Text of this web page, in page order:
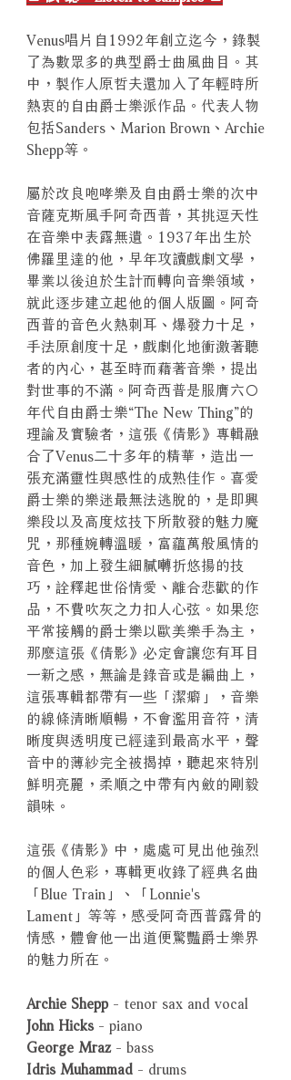
Venus唱片自1992年創立迄今，錄製
了為數眾多的典型爵士曲風曲目。其
中，製作人原哲夫還加入了年輕時所
熱衷的自由爵士樂派作品。代表人物
包括Sanders、Marion Brown、Archie
Shepp等。
屬於改良咆哮樂及自由爵士樂的次中
音薩克斯風手阿奇西普，其挑逗天性
在音樂中表露無遺。1937年出生於
佛羅里達的他，早年攻讀戲劇文學，
畢業以後迫於生計而轉向音樂領域，
就此逐步建立起他的個人版圖。阿奇
西普的音色火熱刺耳、爆發力十足，
手法原創度十足，戲劇化地衝激著聽
者的內心，甚至時而藉著音樂，提出
對世事的不滿。阿奇西普是服膺六○
年代自由爵士樂“The New Thing”的
理論及實驗者，這張《倩影》專輯融
合了Venus二十多年的精華，造出一
張充滿靈性與感性的成熟佳作。喜愛
爵士樂的樂迷最無法逃脫的，是即興
樂段以及高度炫技下所散發的魅力魔
咒，那種婉轉溫暖，富蘊萬般風情的
音色，加上發生細膩囀折悠揚的技
巧，詮釋起世俗情愛、離合悲歡的作
品，不費吹灰之力扣人心弦。如果您
平常接觸的爵士樂以歐美樂手為主，
那麼這張《倩影》必定會讓您有耳目
一新之感，無論是錄音或是編曲上，
這張專輯都帶有一些「潔癖」，音樂
的線條清晰順暢，不會濫用音符，清
晰度與透明度已經達到最高水平，聲
音中的薄紗完全被揭掉，聽起來特別
鮮明亮麗，柔順之中帶有內斂的剛毅
韻味。
這張《倩影》中，處處可見出他強烈
的個人色彩，專輯更收錄了經典名曲
「Blue Train」、「Lonnie's
Lament」等等，感受阿奇西普露骨的
情感，體會他一出道便驚豔爵士樂界
的魅力所在。
Archie Shepp- tenor sax and vocal
John Hicks- piano
George Mraz- bass
Idris Muhammad - drums